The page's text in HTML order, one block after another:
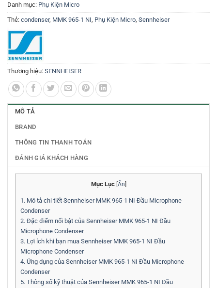
Danh mục: Phụ Kiện Micro
Thẻ: condenser, MMK 965-1 NI Phụ Kiện Micro Sennheiser
Thương hiệu: SENNHEISER
MÔ TẢ
BRAND
THÔNG TIN THANH TOÁN
ĐÁNH GIÁ KHÁCH HÀNG
Mục Lục Ẩn
1. Mô tả chi tiết Sennheiser MMK 965-1 NI Đầu Microphone
Condenser
2. Đặc điểm nổi bật của Sennheiser MMK 965-1 NI Đầu
Microphone Condenser
3. Lợi ích khi bạn mua Sennheiser MMK 965-1 NI Đầu
Microphone Condenser
4. Ứng dụng của Sennheiser MMK 965-1 NI Đầu Microphone
Condenser
5. Thông số kỹ thuật của Sennheiser MMK 965-1 NI Đầu